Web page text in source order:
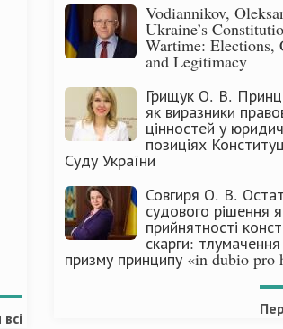
Vodiannikov,
Ukraine’s
Wartime: Elections,
and Legitimacy
Грищук О. В.
як виразники
цінностей у
позиціях
Суду України
Совгиря О. В.
судового рішення
прийнятності
скарги: тлумачення
призму принципу «in dubio pro